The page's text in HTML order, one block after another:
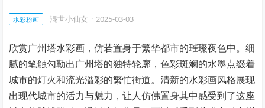
水彩粉画 混世小仙女 · 2025-03-03
欣赏广州塔水彩画，仿若置身于繁华都市的璀璨夜色中。细
腻的笔触勾勒出广州塔的独特轮廓，色彩斑斓的水墨点缀着
城市的灯火和流光溢彩的繁忙街道。清新的水彩画风格展现
出现代城市的活力与魅力，让人仿佛置身其中感受到了这座